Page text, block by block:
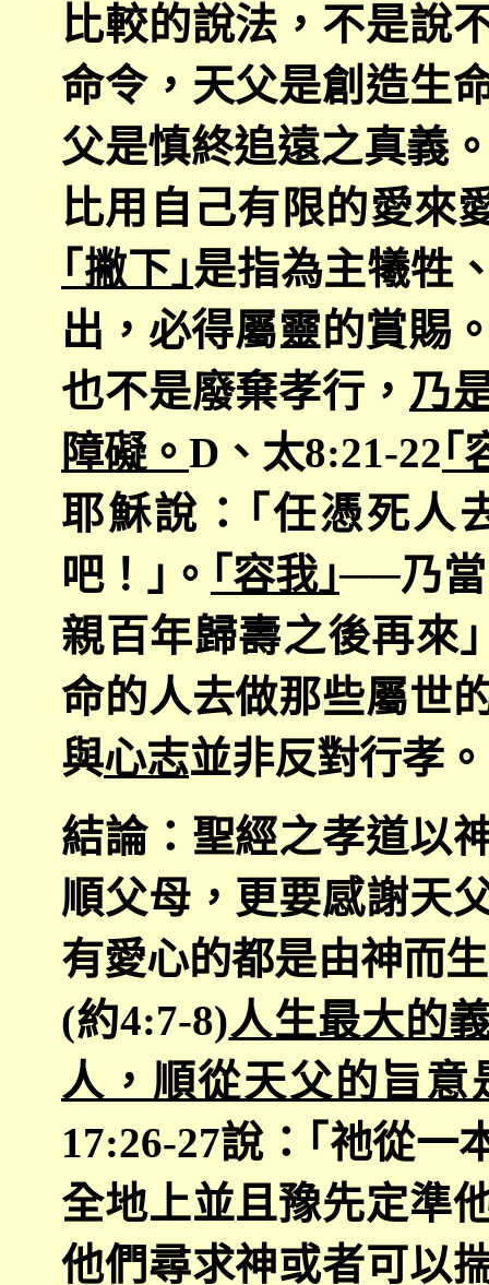
比較的說法，不是說
命令，天父是創造生
父是慎終追遠之真義
比用自己有限的愛來
｢撇下｣是指為主犧牲
出，必得屬靈的賞賜
也不是廢棄孝行， 乃
障礙。 D 、太8:21-22｢
耶穌說：｢任憑死人
吧！｣。 ｢容我｣──乃
親百年歸壽之後再來
命的人去做那些屬世
與心志並非反對行孝。
結論：聖經之孝道以
順父母，更要感謝天
有愛心的都是由神而
(約4:7-8)人生最大的
人，順從天父的旨意
17:26-27說：｢祂從一
全地上並且豫先定準
他們尋求神或者可以